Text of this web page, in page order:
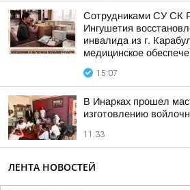
Сотрудниками СУ СК
Ингушетия
инвалида из г.
медицинское
15:07
В Инарках прошел
изготовлению
11:33
ЛЕНТА НОВОСТЕЙ